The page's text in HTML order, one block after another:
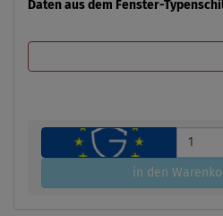
Daten aus dem Fenster-
in den